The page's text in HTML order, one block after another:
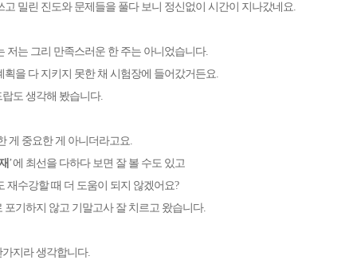
고 밀린 진도와 문제들을 풀다 보니 정신없이 시간이 지나갔네요.
저는 그리 만족스러운 한 주는 아니었습니다.
획을 다 지키지 못한 채 시험장에 들어갔거든요.
도 생각해 봤습니다.
게 중요한 게 아니더라고요.
’에 최선을 다하다 보면 잘 볼 수도 있고
재수강할 때 더 도움이 되지 않겠어요?
포기하지 않고 기말고사 잘 치르고 왔습니다.
지라 생각합니다.